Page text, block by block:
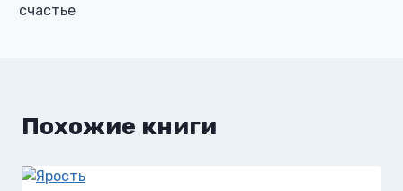
записям
счастье
Похожие книги